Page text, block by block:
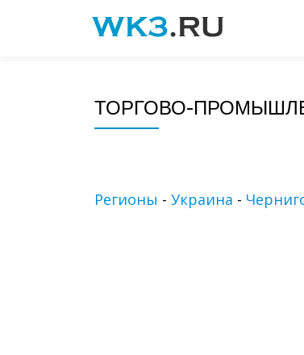
ТОРГОВО-
Регионы - Украина -